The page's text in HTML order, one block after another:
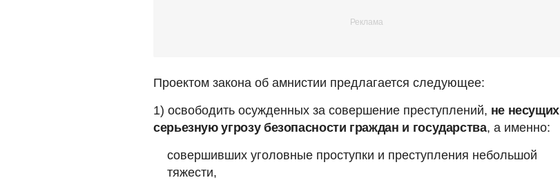
Проектом закона об амнистии предлагается следующее:
1) освободить осужденных за совершение преступлений, не несущих
серьезную угрозу безопасности граждан и государства, а именно:
совершивших уголовные проступки и преступления небольшой
тяжести,